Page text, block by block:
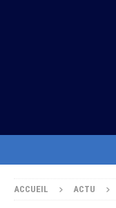
ACCUEIL ACTU